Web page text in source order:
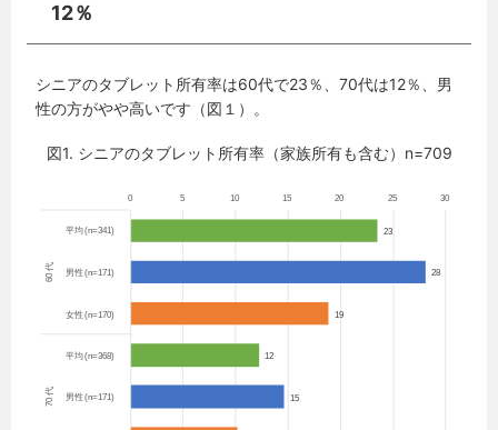
12％
シニアのタブレット所有率は60代で23％、70代は12％、男
性の方がやや高いです（図１）。
図1. シニアのタブレット所有率（家族所有も含む）n=709